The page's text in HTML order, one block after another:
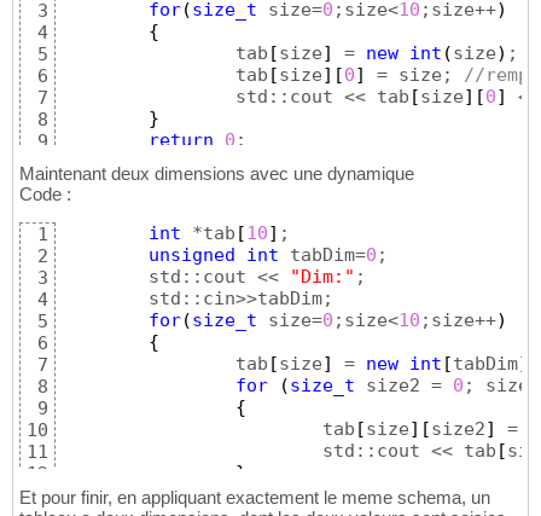
3
4
5
6
7
8
9
10
for(size_t size=0 ;size<10 ;size++)
{
		tab
[size] = new int (size) ;
		tab
[size] [0] = size; //
		std::cout << tab
[size] [0]
}
return
0
Maintenant deux dimensions avec une dynamique
Code :
1
2
3
4
5
6
7
8
9
10
11
12
13
int *tab [10] ;
unsigned
int tabDim=0 ;
	std::cout <<
"Dim:" ;
for(size_t size=0 ;size<10 ;size++)
{
		tab
[size] = new int [tabDim]
for
(size_t size2 = 0 ;
{
			tab
[size] [size2]
=
			std::cout << tab
[
}
		std::cout << std::endl;
Et pour finir, en appliquant exactement le meme schema, un